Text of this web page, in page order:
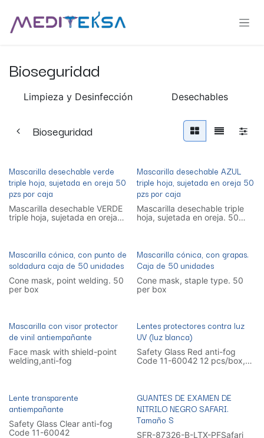
Bioseguridad
Limpieza y Desinfección Desechables
Bioseguridad
Mascarilla desechable verde
triple hoja, sujetada en oreja 50
pzs por caja
Mascarilla desechable VERDE
triple hoja, sujetada en oreja
Mascarilla desechable AZUL
triple hoja, sujetada en oreja 50
pzs por caja
Mascarilla desechable triple
hoja, sujetada en oreja. 50
Mascarilla cónica, con punto de
soldadura caja de 50 unidades
Cone mask, point welding. 50
per box
Mascarilla cónica, con grapas.
Caja de 50 unidades
Cone mask, staple type. 50
per box
Mascarilla con visor protector
de vinil antiempañante
Face mask with shield-point
welding,anti-fog
Lentes protectores contra luz
UV (luz blanca)
Safety Glass Red anti-fog
Code 11-60042 12 pcs/box,
Lente transparente
antiempañante
Safety Glass Clear anti-fog
Code 11-60042
GUANTES DE EXAMEN DE
NITRILO NEGRO SAFARI.
Tamaño S
SFR-87326-B-LTX-PFSafari